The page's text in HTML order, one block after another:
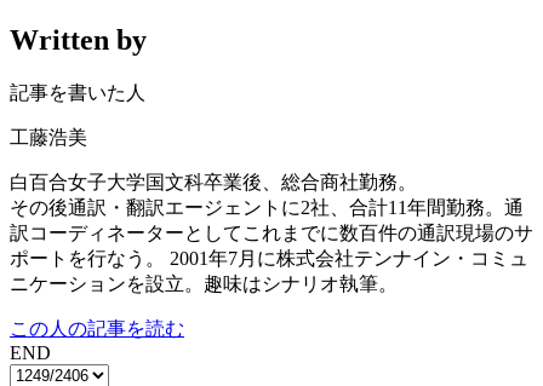
Written by
記事を書いた人
工藤浩美
白百合女子大学国文科卒業後、総合商社勤務。
その後通訳・翻訳エージェントに2社、合計11年間勤務。通
訳コーディネーターとしてこれまでに数百件の通訳現場のサ
ポートを行なう。 2001年7月に株式会社テンナイン・コミュ
ニケーションを設立。趣味はシナリオ執筆。
この人の記事を読む
END